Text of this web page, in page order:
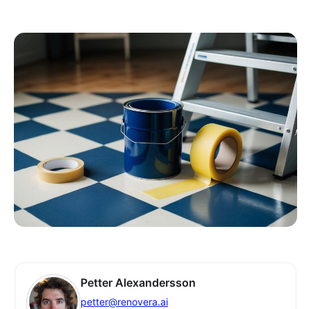
Petter Alexandersson
petter@renovera.ai